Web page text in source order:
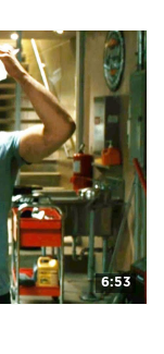
6:53